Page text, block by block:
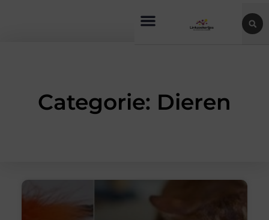
Categorie: Dieren